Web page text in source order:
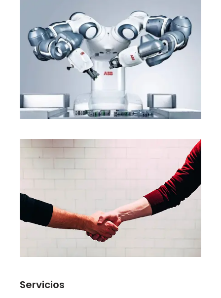
Servicios